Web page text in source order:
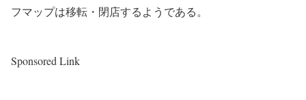
フマップは移転・閉店するようである。
Sponsored Link